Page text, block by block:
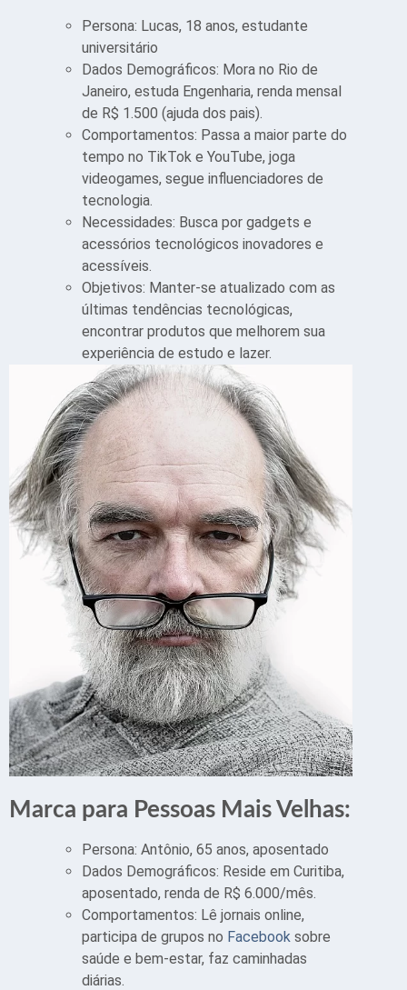
Persona: Lucas, 18 anos, estudante
universitário
Dados Demográficos: Mora no Rio de
Janeiro, estuda Engenharia, renda mensal
de R$ 1.500 (ajuda dos pais).
Comportamentos: Passa a maior parte do
tempo no TikTok e YouTube, joga
videogames, segue influenciadores de
tecnologia.
Necessidades: Busca por gadgets e
acessórios tecnológicos inovadores e
acessíveis.
Objetivos: Manter-se atualizado com as
últimas tendências tecnológicas,
encontrar produtos que melhorem sua
experiência de estudo e lazer.
Marca para Pessoas Mais Velhas:
Persona: Antônio, 65 anos, aposentado
Dados Demográficos: Reside em Curitiba,
aposentado, renda de R$ 6.000/mês.
Comportamentos: Lê jornais online,
participa de grupos no Facebook sobre
saúde e bem-estar, faz caminhadas
diárias.